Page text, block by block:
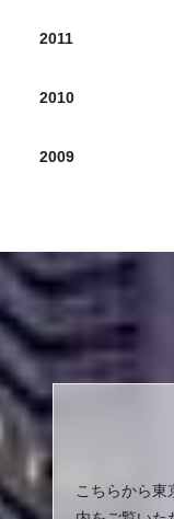
2011
2010
2009
こちらから東